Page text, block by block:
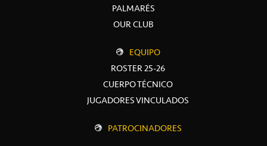
PALMARÉS
OUR CLUB
EQUIPO
ROSTER 25-26
CUERPO TÉCNICO
JUGADORES VINCULADOS
PATROCINADORES